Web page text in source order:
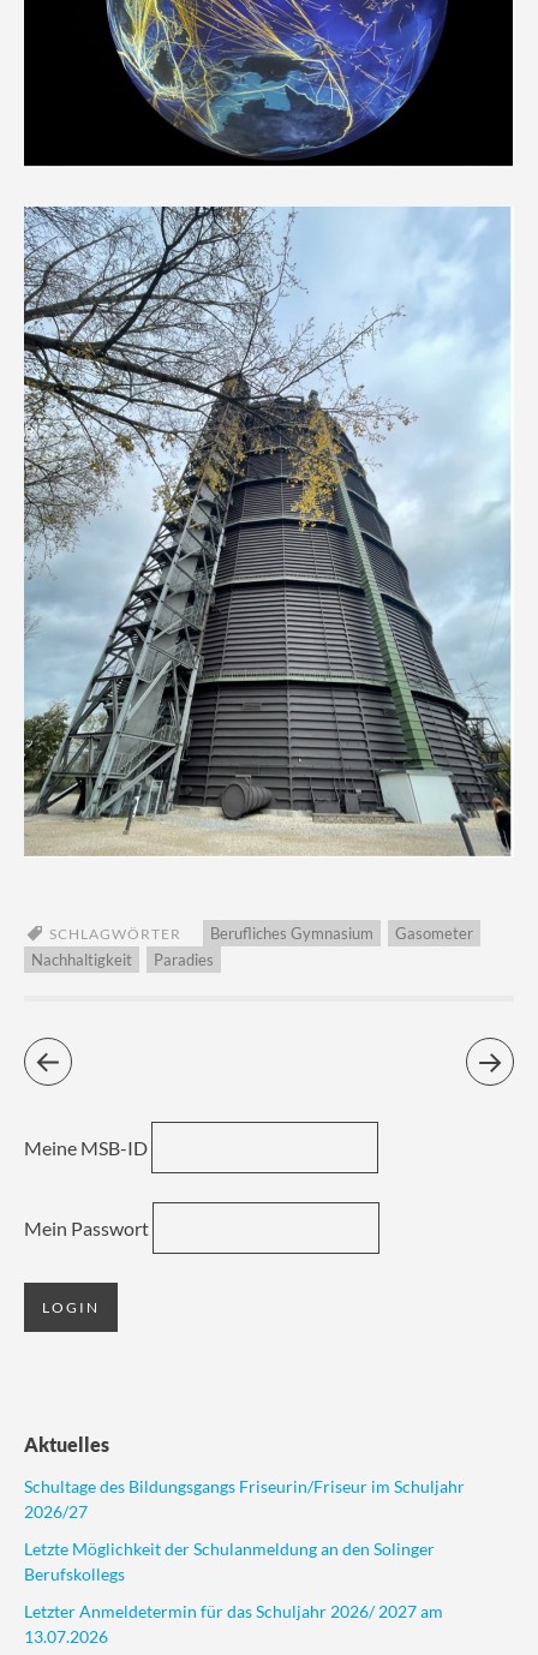
SCHLAGWÖRTER Berufliches Gymnasium
Gasometer
Nachhaltigkeit
Paradies
Meine MSB-ID
Mein Passwort
Aktuelles
Schultage des Bildungsgangs Friseurin/Friseur im Schuljahr
2026/27
Letzte Möglichkeit der Schulanmeldung an den Solinger
Berufskollegs
Letzter Anmeldetermin für das Schuljahr 2026/ 2027 am
13.07.2026